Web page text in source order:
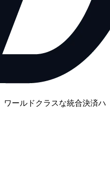
ールドクラスな統合決済ハ